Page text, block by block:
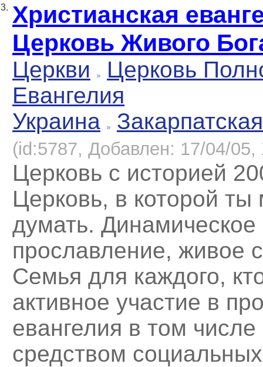
3. Христианская
Церковь Живого
Церкви
Церковь
Евангелия
Украина
Закарпатская
(id:5787, Добавлен: 17/04/05,
Церковь с историей
Церковь, в которой
думать. Динамическое
прославление, живое
Семья для каждого,
активное участие в
евангелия в том числе
средством